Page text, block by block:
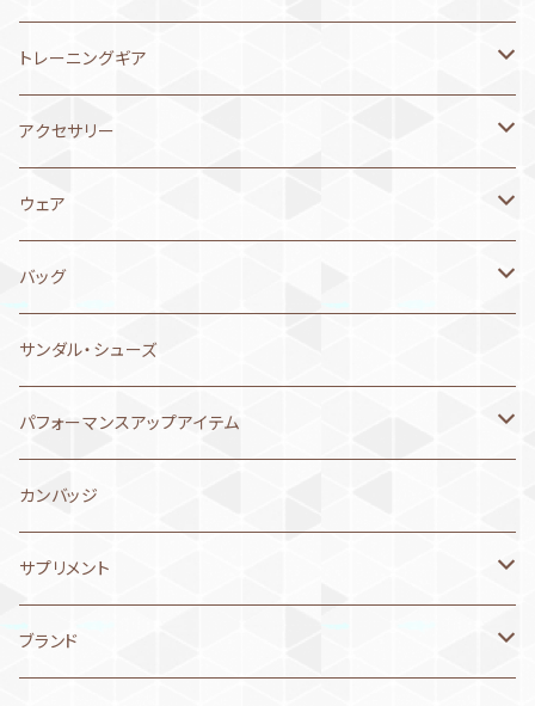
6月1日～10日
5月21日～31日
5月11日～20日
4月21日～30日
4月11日～20日
4月1日～10日
3月21日～31日
3月11日～20日
3月1日～10日
2025年11月
2025年10月
2025年9月
2025年8月
2025年6月
2025年5月
2025年3月
ボーイズ水着
キャップ
メッシュキャップ
シリコンキャップ
アクセサリー
ゴーグル
セームタオル
サプリメント
ウェア
バッグ
バッジ
アウター（ジャケット、スウェット）
MIZUNO ミズノ
arena アリーナ
ボーイズ 承認水着
MIZUNO ミズノ
arena アリーナ
レディス 承認水着
MIZUNO ミズノ
arena アリーナ
ガールズ 承認水着
MIZUNO ミズノ
arena アリーナ
メンズ 練習用水着
MIZUNO ミズノ
arena アリーナ
ボーイズ 練習水着
MIZUNO ミズノ
arena アリーナ
レディス 練習用水着
MIZUNO ミズノ
arena アリーナ
ガールズ 練習水着
MIZUNO ミズノ
arena アリーナ
NEW LEVELオリジナル
MIZUNO ミズノ
arena アリーナ
Aquasphere アクアスフィア
SWANS スワンズ
Jaked ジャケド
speedo スピード
トレーニングギア
パドル
パドル替えゴム
シュノーケル
フィン
プルブイ
ストレッチコード
ボール
バンド
アクセサリー
ゴーグル
MP MICHAEL PHELPS
SWANS
ノンクッション
ゴーグルケース
タオル
セームタオル
マイクロファイバータオル
マスク
シリコンキャップ
レースキャップ
arena アリーナ
2WAYキャップ
ウェア
ハーフパンツ
ショートパンツ
ジャケット
Tシャツ
ポロシャツ
コート・アウター
バッグ
arena アリーナ
MIZUNO ミズノ
speedo スピード
AQUASPHERE アクアスフィア
リュック・バックパック
サンダル・シューズ
パフォーマンスアップアイテム
コンプレスポーツ
AddElm
ベネクス
カンバッジ
サプリメント
エネルギーチャージ
ブランド